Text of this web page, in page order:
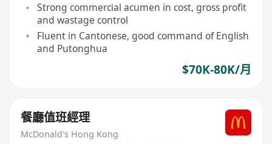
Strong commercial acumen in cost, gross profit
and wastage control
Fluent in Cantonese, good command of English
and Putonghua
$70K-80K/月
餐廳值班經理
McDonald's Hong Kong